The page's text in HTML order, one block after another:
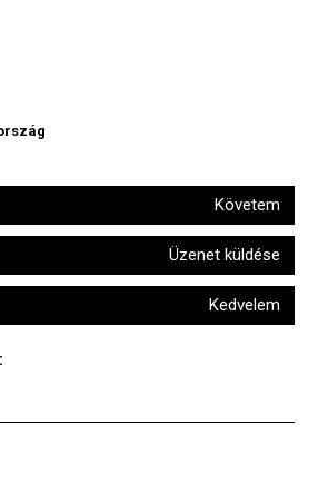
Követem
Üzenet küldése
Kedvelem